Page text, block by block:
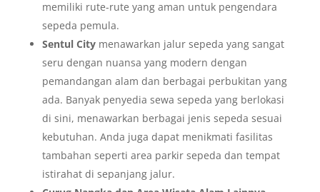
memiliki rute-rute yang aman untuk pengendara
sepeda pemula.
Sentul Citymenawarkan jalur sepeda yang sangat
seru dengan nuansa yang modern dengan
pemandangan alam dan berbagai perbukitan yang
ada. Banyak penyedia sewa sepeda yang berlokasi
di sini, menawarkan berbagai jenis sepeda sesuai
kebutuhan. Anda juga dapat menikmati fasilitas
tambahan seperti area parkir sepeda dan tempat
istirahat di sepanjang jalur.